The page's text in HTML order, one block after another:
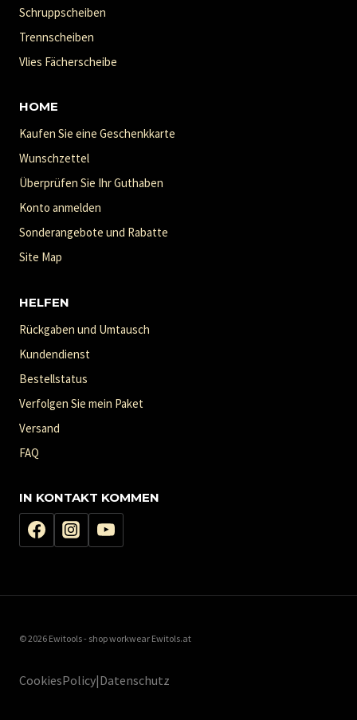
Schruppscheiben
Trennscheiben
Vlies Fächerscheibe
HOME
Kaufen Sie eine Geschenkkarte
Wunschzettel
Überprüfen Sie Ihr Guthaben
Konto anmelden
Sonderangebote und Rabatte
Site Map
HELFEN
Rückgaben und Umtausch
Kundendienst
Bestellstatus
Verfolgen Sie mein Paket
Versand
FAQ
IN KONTAKT KOMMEN
© 2026 Ewitools - shop workwear Ewitols.at
CookiesPolicy|Datenschutz